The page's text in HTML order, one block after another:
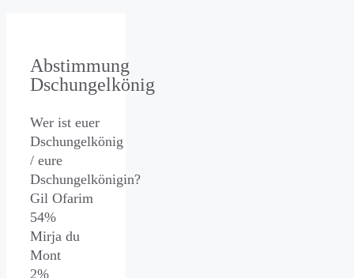
Abstimmung
Dschungelkönig
Wer ist euer
Dschungelkönig
/ eure
Dschungelkönigin?
Gil Ofarim
54%
Mirja du
Mont
2%